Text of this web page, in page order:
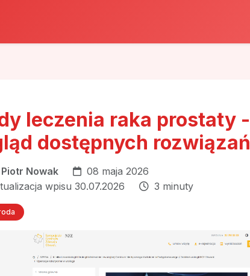
leczenia raka prostaty -
dostępnych rozwiązań
Piotr Nowak
08 maja 2026
wpisu 30.07.2026
3 minuty